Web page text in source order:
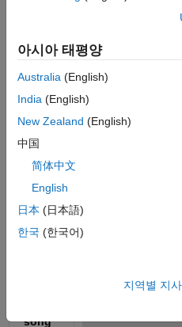
Hello.
I'd
like
know
the
way
enter
song
아시아 태평양
Australia (English)
India (English)
New Zealand (English)
中国
简体中文
English
日本 (日本語)
한국 (한국어)
지역별 지